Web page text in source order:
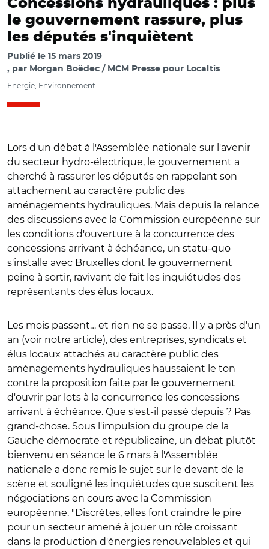
Concessions hydrauliques : plus
le gouvernement rassure, plus
les députés s'inquiètent
Publié le 15 mars 2019
par Morgan Boëdec / MCM Presse pour Localtis
Energie, Environnement
Lors d'un débat à l'Assemblée nationale sur l'avenir
du secteur hydro-électrique, le gouvernement a
cherché à rassurer les députés en rappelant son
attachement au caractère public des
aménagements hydrauliques. Mais depuis la relance
des discussions avec la Commission européenne sur
les conditions d'ouverture à la concurrence des
concessions arrivant à échéance, un statu-quo
s'installe avec Bruxelles dont le gouvernement
peine à sortir, ravivant de fait les inquiétudes des
représentants des élus locaux.
Les mois passent… et rien ne se passe. Il y a près d'un
an (voir notre article), des entreprises, syndicats et
élus locaux attachés au caractère public des
aménagements hydrauliques haussaient le ton
contre la proposition faite par le gouvernement
d'ouvrir par lots à la concurrence les concessions
arrivant à échéance. Que s'est-il passé depuis ? Pas
grand-chose. Sous l'impulsion du groupe de la
Gauche démocrate et républicaine, un débat plutôt
bienvenu en séance le 6 mars à l'Assemblée
nationale a donc remis le sujet sur le devant de la
scène et souligné les inquiétudes que suscitent les
négociations en cours avec la Commission
européenne. "Discrètes, elles font craindre le pire
pour un secteur amené à jouer un rôle croissant
dans la production d'énergies renouvelables et qui